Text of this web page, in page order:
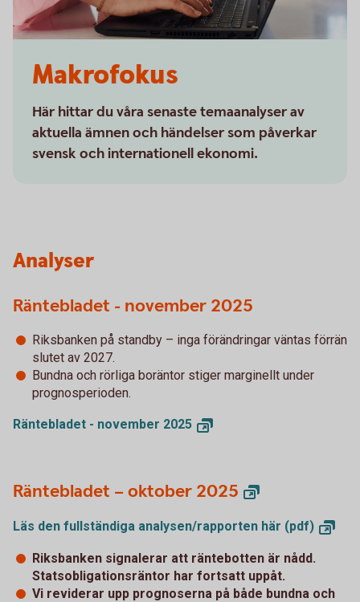
Makrofokus
Här hittar du våra senaste temaanalyser av
aktuella ämnen och händelser som påverkar
svensk och internationell ekonomi.
Analyser
Räntebladet - november 2025
Riksbanken på standby – inga förändringar väntas förrän
slutet av 2027.
Bundna och rörliga boräntor stiger marginellt under
prognosperioden.
Räntebladet - november 2025
Räntebladet – oktober 2025
Läs den fullständiga analysen/rapporten här (pdf)
Riksbanken signalerar att räntebotten är nådd.
Statsobligationsräntor har fortsatt uppåt.
Vi reviderar upp prognoserna på både bundna och